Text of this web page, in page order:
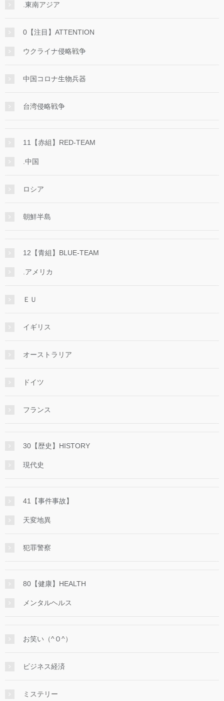
.東南アジア
0【注目】ATTENTION
ウクライナ侵略戦争
中国コロナ生物兵器
台湾侵略戦争
11【赤組】RED-TEAM
.中国
ロシア
朝鮮半島
12【青組】BLUE-TEAM
.アメリカ
ＥＵ
イギリス
オーストラリア
ドイツ
フランス
30【歴史】HISTORY
現代史
41【事件事故】
天変地異
犯罪警察
80【健康】HEALTH
メンタルヘルス
お笑い（^Ｏ^）
ビジネス経済
ミステリー